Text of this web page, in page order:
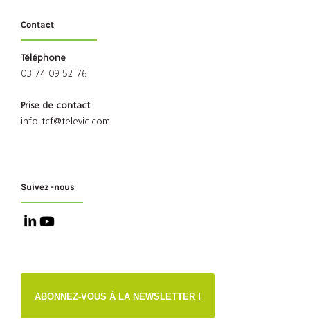
Contact
Téléphone
03 74 09 52 76
Prise de contact
info-tcf@televic.com
Suivez -nous
ABONNEZ-VOUS À LA NEWSLETTER !